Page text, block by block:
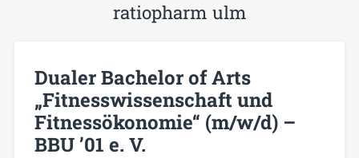
ratiopharm ulm
Dualer Bachelor of Arts
„Fitnesswissenschaft und
Fitnessökonomie“ (m/w/d) –
BBU ’01 e. V.